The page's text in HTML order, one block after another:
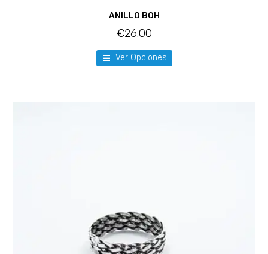
ANILLO BOH
€26.00
Ver Opciones